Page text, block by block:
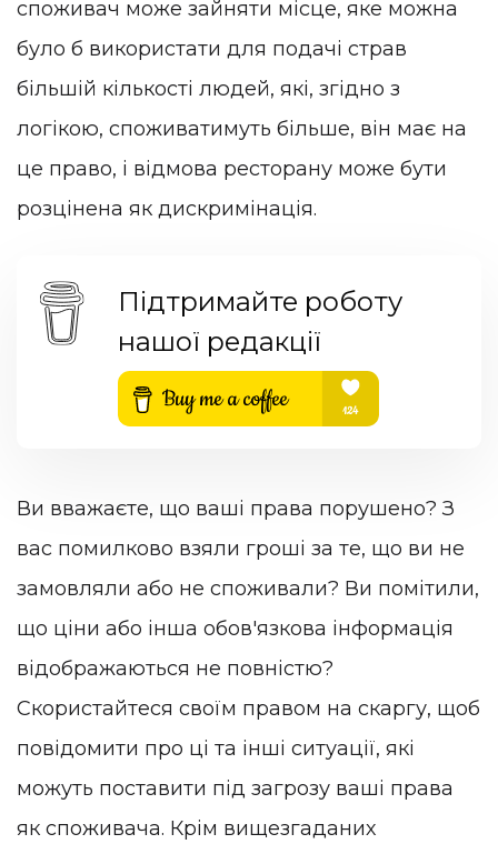
споживач може зайняти місце, яке можна
було б використати для подачі страв
більшій кількості людей, які, згідно з
логікою, споживатимуть більше, він має на
це право, і відмова ресторану може бути
розцінена як дискримінація.
Підтримайте роботу
нашої редакції
Ви вважаєте, що ваші права порушено? З
вас помилково взяли гроші за те, що ви не
замовляли або не споживали? Ви помітили,
що ціни або інша обов'язкова інформація
відображаються не повністю?
Скористайтеся своїм правом на скаргу, щоб
повідомити про ці та інші ситуації, які
можуть поставити під загрозу ваші права
як споживача. Крім вищезгаданих